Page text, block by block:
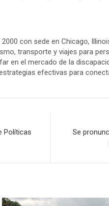
con sede en Chicago,
transporte y viajes para
en el mercado de la
efectivas para
Políticas
Se